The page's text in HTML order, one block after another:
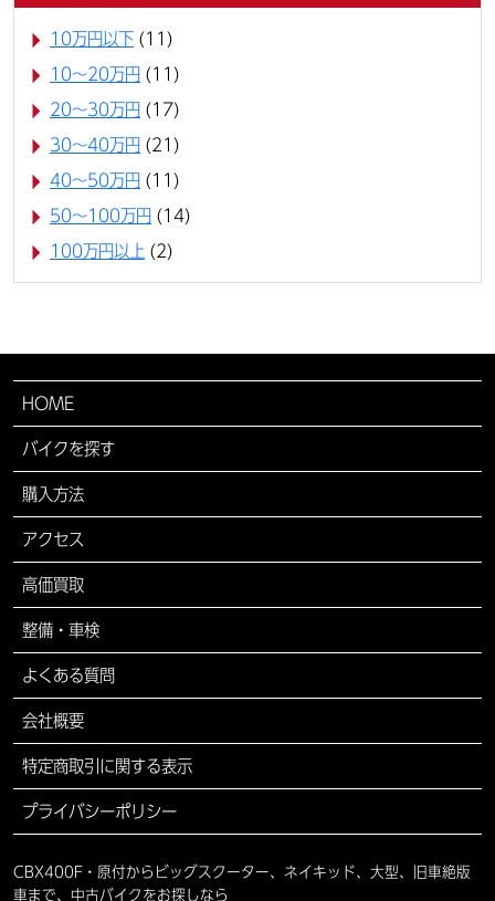
10万円以下 (11)
10〜20万円 (11)
20〜30万円 (17)
30〜40万円 (21)
40〜50万円 (11)
50〜100万円 (14)
100万円以上 (2)
HOME
バイクを探す
購入方法
アクセス
高価買取
整備・車検
よくある質問
会社概要
特定商取引に関する表示
プライバシーポリシー
CBX400F・原付からビッグスクーター、ネイキッド、大型、旧車絶版
車まで、中古バイクをお探しなら